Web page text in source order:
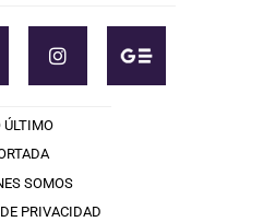
ÚLTIMO
SOMOS
PRIVACIDAD